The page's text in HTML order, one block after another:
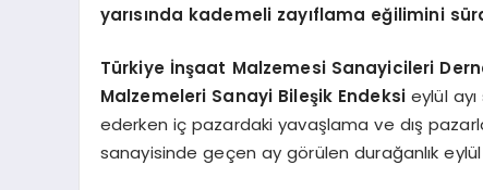
yarısında kademeli zayıflama eğilimini
Türkiye İnşaat Malzemesi Sanayicileri
Malzemeleri Sanayi Bileşik Endeksi eylül
ederken iç pazardaki yavaşlama ve dış
sanayisinde geçen ay görülen durağanlık